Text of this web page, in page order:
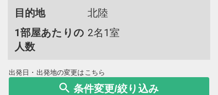
目的地
北陸
1部屋あたりの
人数
2名1室
出発日・出発地の変更はこちら
条件変更/絞り込み